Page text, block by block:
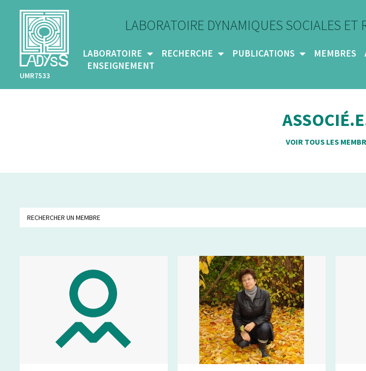
UMR7533
LABORATOIRE DYNAMIQUES SOCIALES ET
LABORATOIRE RECHERCHE PUBLICATIONS MEMBRES
ENSEIGNEMENT
VOIR TOUS LES